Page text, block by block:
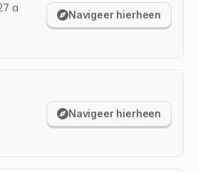
a
Navigeer hierheen
Navigeer hierheen